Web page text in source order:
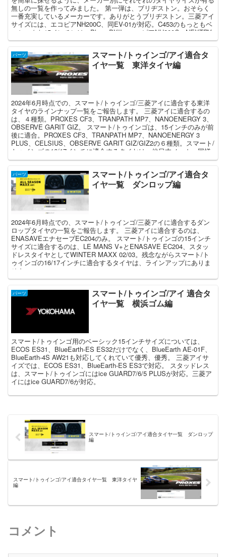
無しの一覧を作ってみました。 第一弾は、ブリヂストン。おそらく
一番充実しているメーカーです。ありがとうブリヂストン。三菱アイ
サイズには、エコピアNH200C、同EV-01が対応。C453のもっともベ
ーシックな15インチには、Playz PXII、エコピアNH200C、NEXTRY
の三種が対応しています
パーツ
スマート/トゥインゴ/アイ適合タ
イヤ一覧 東洋タイヤ編
2024年6月時点での、スマート/トゥインゴ/三菱アイに適合する東洋
タイヤのラインナップ一覧をご報告します。 三菱アイに適合するの
は、４種類。PROXES CF3、TRANPATH MP7、NANOENERGY 3、
OBSERVE GARIT GIZ。 スマート/トゥインゴは、15インチのみが前
後に適合。PROXES CF3、TRANPATH MP7、NANOENERGY 3
PLUS、CELSIUS、OBSERVE GARIT GIZ/GIZ2の６種類。スマート/
トゥインゴの16/17インチに適合するタイヤは、他日本メーカー同様
ラインアップにありません。
パーツ
スマート/トゥインゴ/アイ適合タ
イヤ一覧 ダンロップ編
2024年6月時点での、スマート/トゥインゴ/三菱アイに適合するダン
ロップタイヤの一覧をご報告します。 三菱アイに適合するのは、
ENASAVEエナセーブEC204のみ。 スマート/トゥインゴの15インチ
サイズに適合するのは、LE MANS V+とENASAVE EC204、スタッ
ドレスタイヤとしてWINTER MAXX 02/03。残念ながらスマート/ト
ゥインゴの16/17インチに適合するタイヤは、ラインアップにありま
せん。
パーツ
スマート/トゥインゴ/アイ 適合タ
イヤ一覧 横浜ゴム編
スマート/トゥインゴ用のベーシック15インチサイズについては、
ECOS ES31、BlueEarth-ES ES32だけでなく、BlueEarth AE-01F、
BlueEarth-4S AW21も対応してくれていて優秀、優秀。 三菱アイサ
イズでは、ECOS ES31、BlueEarth-ES ES3で対応。 スタッドレス
は、スマート/トゥインゴにはice GUARD7/6/5 PLUSが対応。三菱ア
イにはice GUARD7/6が対応。
スマート/トゥインゴ/アイ適合タイヤ一覧 ダンロップ
編
スマート/トゥインゴ/アイ適合タイヤ一覧 東洋タイヤ
編
コメント